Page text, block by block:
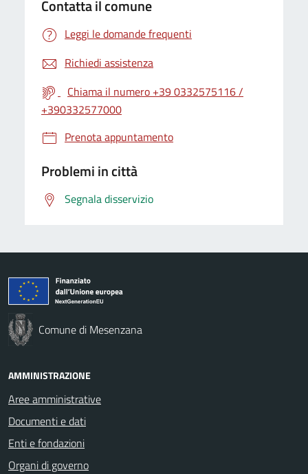
Contatta il comune
Leggi le domande frequenti
Richiedi assistenza
Chiama il numero +39 0332575116 /
+390332577000
Prenota appuntamento
Problemi in città
Segnala disservizio
Comune di Mesenzana
AMMINISTRAZIONE
Aree amministrative
Documenti e dati
Enti e fondazioni
Organi di governo